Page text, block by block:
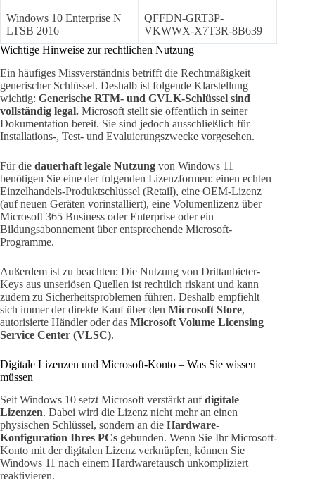
Windows 10 Enterprise N
LTSB 2016
QFFDN-GRT3P-
VKWWX-X7T3R-8B639
Wichtige Hinweise zur rechtlichen Nutzung
Ein häufiges Missverständnis betrifft die Rechtmäßigkeit
generischer Schlüssel. Deshalb ist folgende Klarstellung
wichtig: Generische RTM- und GVLK-Schlüssel sind
vollständig legal. Microsoft stellt sie öffentlich in seiner
Dokumentation bereit. Sie sind jedoch ausschließlich für
Installations-, Test- und Evaluierungszwecke vorgesehen.
Für die dauerhaft legale Nutzung von Windows 11
benötigen Sie eine der folgenden Lizenzformen: einen echten
Einzelhandels-Produktschlüssel (Retail), eine OEM-Lizenz
(auf neuen Geräten vorinstalliert), eine Volumenlizenz über
Microsoft 365 Business oder Enterprise oder ein
Bildungsabonnement über entsprechende Microsoft-
Programme.
Außerdem ist zu beachten: Die Nutzung von Drittanbieter-
Keys aus unseriösen Quellen ist rechtlich riskant und kann
zudem zu Sicherheitsproblemen führen. Deshalb empfiehlt
sich immer der direkte Kauf über den Microsoft Store,
autorisierte Händler oder das Microsoft Volume Licensing
Service Center (VLSC).
Digitale Lizenzen und Microsoft-Konto – Was Sie wissen
müssen
Seit Windows 10 setzt Microsoft verstärkt aufdigitale
Lizenzen. Dabei wird die Lizenz nicht mehr an einen
physischen Schlüssel, sondern an die Hardware-
Konfiguration Ihres PCs gebunden. Wenn Sie Ihr Microsoft-
Konto mit der digitalen Lizenz verknüpfen, können Sie
Windows 11 nach einem Hardwaretausch unkompliziert
reaktivieren.